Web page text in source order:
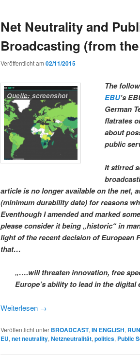
Net Neutrality and
Broadcasting (from
Veröffentlicht am 02/11/2015
Quelle: screenshot
The
EBU’s
German
flatrates
about
public
It stirred
article is no longer available on the net,
(minimum durability date) for reasons
Eventhough I amended and marked
please consider it being „historic“ in
light of the recent decision of European
that…
„….will threaten innovation, free
Europe’s ability to lead in the digital
Weiterlesen →
Veröffentlicht unter BROADCAST, IN ENGLISH,
EU, net neutrality, Netzneutralität, politics, Public